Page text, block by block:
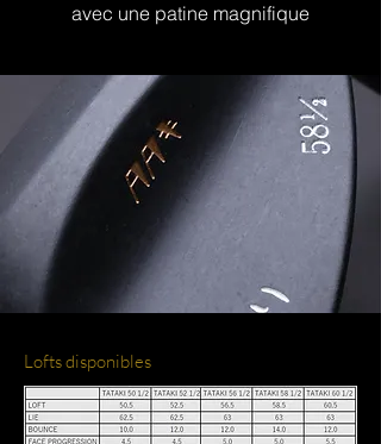
avec une patine magnifique
Lofts disponibles